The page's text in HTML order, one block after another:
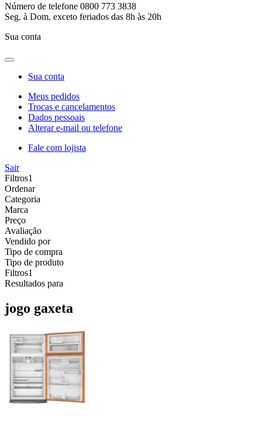
Número de telefone 0800 773 3838
Seg. à Dom. exceto feriados das 8h às 20h
Sua conta
Sua conta
Meus pedidos
Trocas e cancelamentos
Dados pessoais
Alterar e-mail ou telefone
Fale com lojista
Sair
Filtros1
Ordenar
Categoria
Marca
Preço
Avaliação
Vendido por
Tipo de compra
Tipo de produto
Filtros1
Resultados para
jogo gaxeta